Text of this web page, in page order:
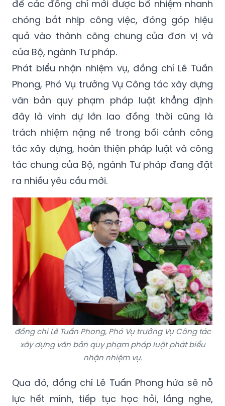
để các đồng chí mới được bổ nhiệm nhanh
chóng bắt nhịp công việc, đóng góp hiệu
quả vào thành công chung của đơn vị và
của Bộ, ngành Tư pháp.
Phát biểu nhận nhiệm vụ, đồng chí Lê Tuấn
Phong, Phó Vụ trưởng Vụ Công tác xây dựng
văn bản quy phạm pháp luật khẳng định
đây là vinh dự lớn lao đồng thời cũng là
trách nhiệm nặng nề trong bối cảnh công
tác xây dựng, hoàn thiện pháp luật và công
tác chung của Bộ, ngành Tư pháp đang đặt
ra nhiều yêu cầu mới.
đồng chí Lê Tuấn Phong, Phó Vụ trưởng Vụ Công tác
xây dựng văn bản quy phạm pháp luật phát biểu
nhận nhiệm vụ.
Qua đó, đồng chí Lê Tuấn Phong hứa sẽ nỗ
lực hết mình, tiếp tục học hỏi, lắng nghe,